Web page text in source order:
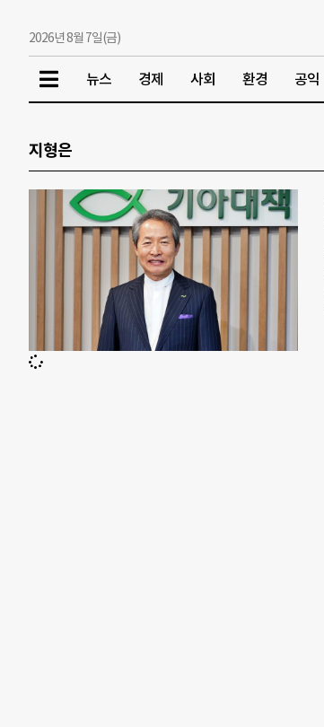
2026년 8월 7일(금)
뉴스 경제 사회 환경 공익
지형은